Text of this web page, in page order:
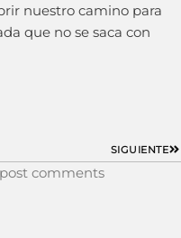
nuestro camino para
que no se saca con
SIGUIENTE
comments